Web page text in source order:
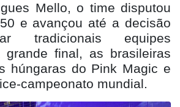
Mello, o time disputou
e avançou até a decisão
tradicionais equipes
grande final, as brasileiras
húngaras do Pink Magic e
campeonato mundial.